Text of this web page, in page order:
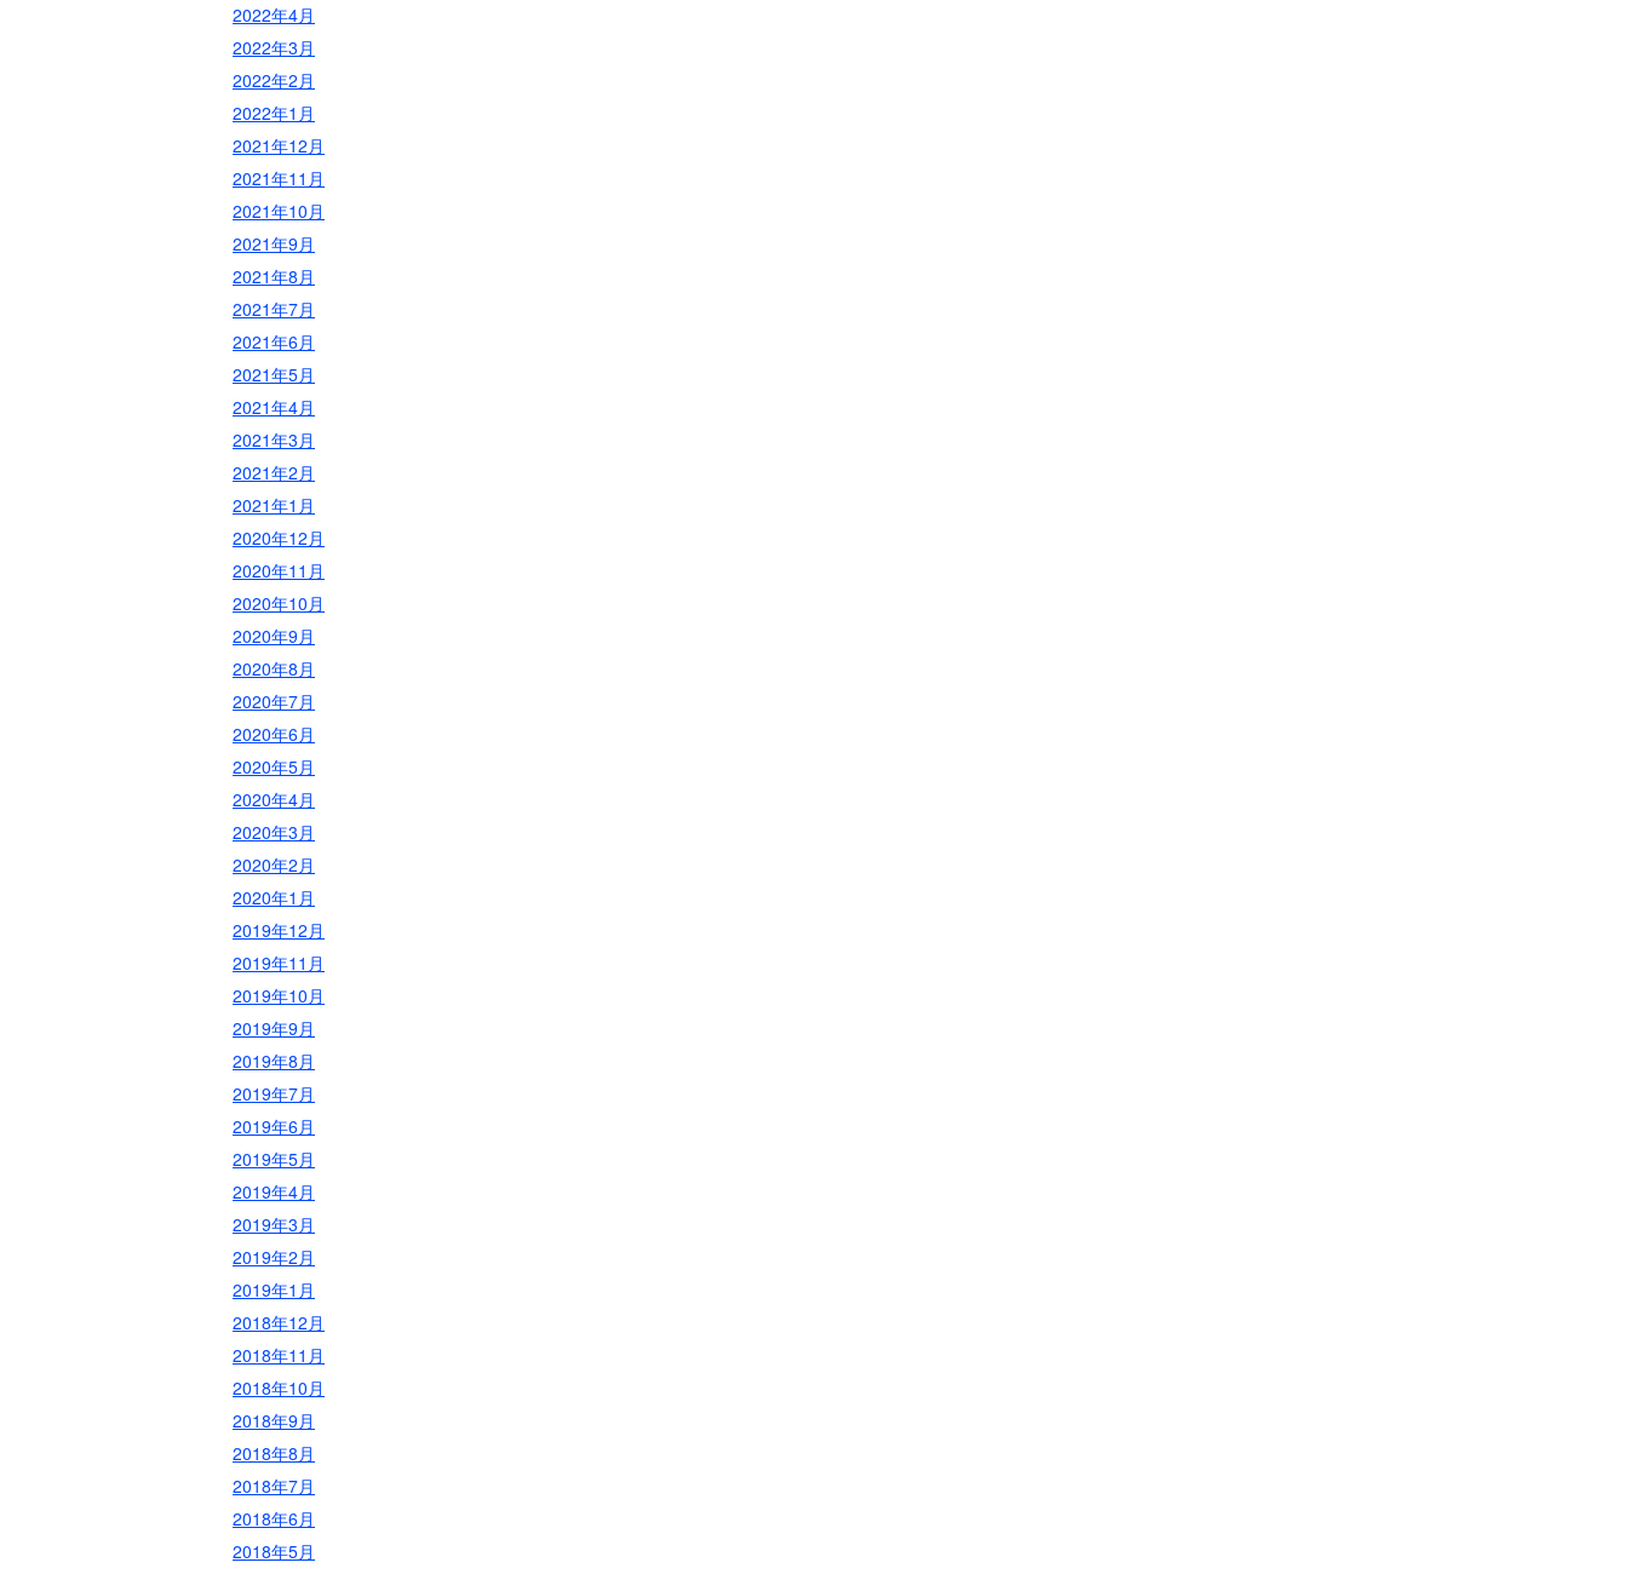
2022年4月
2022年3月
2022年2月
2022年1月
2021年12月
2021年11月
2021年10月
2021年9月
2021年8月
2021年7月
2021年6月
2021年5月
2021年4月
2021年3月
2021年2月
2021年1月
2020年12月
2020年11月
2020年10月
2020年9月
2020年8月
2020年7月
2020年6月
2020年5月
2020年4月
2020年3月
2020年2月
2020年1月
2019年12月
2019年11月
2019年10月
2019年9月
2019年8月
2019年7月
2019年6月
2019年5月
2019年4月
2019年3月
2019年2月
2019年1月
2018年12月
2018年11月
2018年10月
2018年9月
2018年8月
2018年7月
2018年6月
2018年5月